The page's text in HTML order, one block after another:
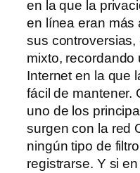
en la que la
en línea eran más
sus controversias,
mixto, recordando
Internet en la que
fácil de mantener.
uno de los
surgen con la red
ningún tipo de
registrarse. Y si